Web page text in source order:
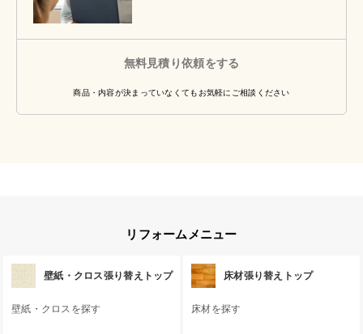
無料見積り依頼をする
商品・内容が決まっていなくてもお気軽にご相談ください
リフォームメニュー
壁紙・クロス張り替えトップ
壁紙・クロスを探す
床材張り替えトップ
床材を探す